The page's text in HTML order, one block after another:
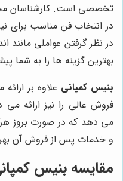
تخصصی است. کارشناسان
در انتخاب فن مناسب برای
در نظر گرفتن عواملی مانند
بهترین گزینه ها را به شما
بنیس کمپانی علاوه بر
فروش عالی را نیز ارائه
می دهد که در صورت بروز
و خدمات پس از فروش آن
مقایسه بنیس